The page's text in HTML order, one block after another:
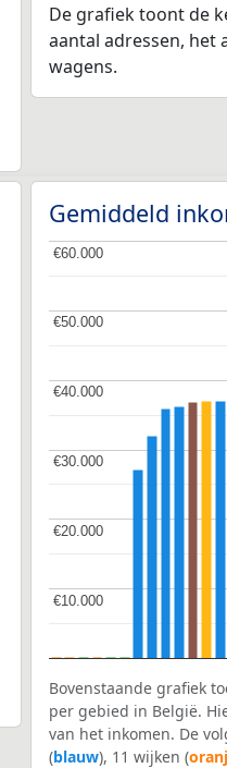
De grafiek toont de
aantal adressen, het
wagens.
Gemiddeld
€10.000
€10.000
€20.000
€20.000
€30.000
€30.000
€40.000
€40.000
€50.000
€50.000
€60.000
€60.000
Bovenstaande grafiek
per gebied in België.
van het inkomen. De
(blauw), 11 wijken (